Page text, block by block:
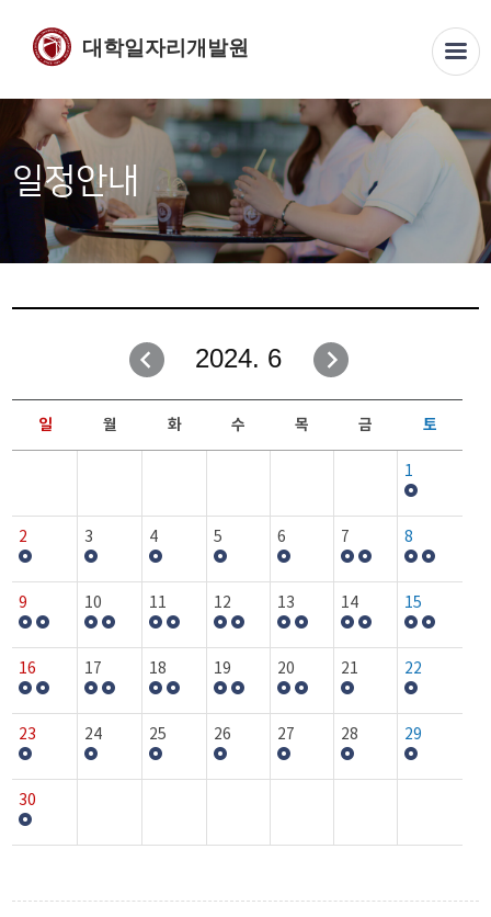
대학일자리개발원
일정안내
2024. 6
일 월 화 수 목 금 토
1
2 3 4 5 6 7 8
9 10 11 12 13 14 15
16 17 18 19 20 21 22
23 24 25 26 27 28 29
30